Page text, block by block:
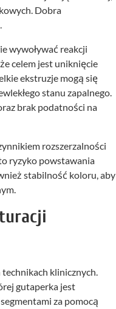
Dobra
wywoływać reakcji
celem jest uniknięcie
ekstruzje mogą się
stanu zapalnego.
brak podatności na
rozszerzalności
ryzyko powstawania
stabilność koloru, aby
klinicznych.
gutaperka jest
za pomocą